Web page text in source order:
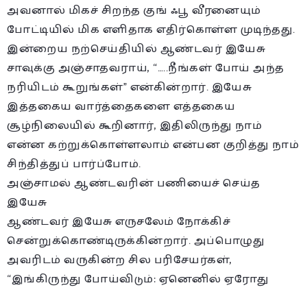
அவனால் மிகச் சிறந்த குங் ஃபூ வீரனையும்
போட்டியில் மிக எளிதாக எதிர்கொள்ள முடிந்தது.
இன்றைய நற்செய்தியில் ஆண்டவர் இயேசு
சாவுக்கு அஞ்சாதவராய், “…..நீங்கள் போய் அந்த
நரியிடம் கூறுங்கள்” என்கின்றார். இயேசு
இத்தகைய வார்த்தைகளை எத்தகைய
சூழ்நிலையில் கூறினார், இதிலிருந்து நாம்
என்ன கற்றுக்கொள்ளலாம் என்பன குறித்து நாம்
சிந்தித்துப் பார்ப்போம்.
அஞ்சாமல் ஆண்டவரின் பணியைச் செய்த
இயேசு
ஆண்டவர் இயேசு எருசலேம் நோக்கிச்
சென்றுக்கொண்டிருக்கின்றார். அப்பொழுது
அவரிடம் வருகின்ற சில பரிசேயர்கள்,
“இங்கிருந்து போய்விடும்: ஏனெனில் ஏரோது